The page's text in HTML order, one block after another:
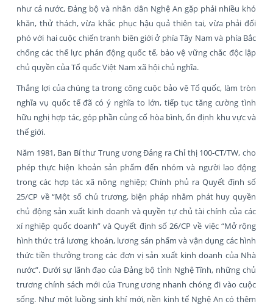
như cả nước, Đảng bộ và nhân dân Nghệ An gặp phải nhiều khó
khăn, thử thách, vừa khắc phục hậu quả thiên tai, vừa phải đối
phó với hai cuộc chiến tranh biên giới ở phía Tây Nam và phía Bắc
chống các thế lực phản động quốc tế, bảo vệ vững chắc độc lập
chủ quyền của Tổ quốc Việt Nam xã hội chủ nghĩa.
Thắng lợi của chúng ta trong công cuộc bảo vệ Tổ quốc, làm tròn
nghĩa vụ quốc tế đã có ý nghĩa to lớn, tiếp tục tăng cường tình
hữu nghị hợp tác, góp phần củng cố hòa bình, ổn định khu vực và
thế giới.
Năm 1981, Ban Bí thư Trung ương Đảng ra Chỉ thị 100-CT/TW, cho
phép thực hiện khoản sản phẩm đến nhóm và người lao động
trong các hợp tác xã nông nghiệp; Chính phủ ra Quyết định số
25/CP về “Một số chủ trương, biện pháp nhằm phát huy quyền
chủ động sản xuất kinh doanh và quyền tự chủ tài chính của các
xí nghiệp quốc doanh” và Quyết định số 26/CP về việc “Mở rộng
hình thức trả lương khoán, lương sản phẩm và vận dụng các hình
thức tiền thưởng trong các đơn vị sản xuất kinh doanh của Nhà
nước”. Dưới sự lãnh đạo của Đảng bộ tỉnh Nghệ Tĩnh, những chủ
trương chính sách mới của Trung ương nhanh chóng đi vào cuộc
sống. Như một luồng sinh khí mới, nền kinh tế Nghệ An có thêm